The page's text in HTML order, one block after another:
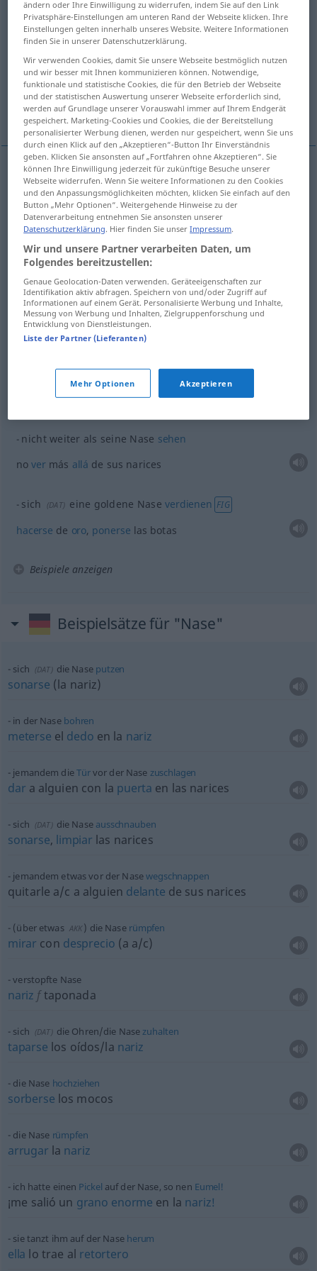
Übersicht aller Übersetzungen
(Für mehr Details die Übersetzung anklicken/antippen)
nariz, narices olfato
Weitere Beispiele...
narizf Nase ANAT (≈ Flugzeugnase usw)a. FIG
naricesfpl Nase UMG
olfatom Nase (≈ Geruchssinn)a. FIG
die Nasehoch tragen FIG
mucho copete
nicht weiter als seine Nase sehen
novermás allá de sus narices
sich (DAT) eine goldene Naseverdienen FIG
hacerse de oro, ponerse las botas
Beispiele anzeigen
Beispielsätze für "Nase"
sich (DAT) die Nase putzen
sonarse (la nariz)
in der Nase bohren
meterse el dedo en la nariz
jemandem dieTürvor der Nase zuschlagen
dar a alguien con la puerta en las narices
sich (DAT) die Nase ausschnauben
sonarse, limpiar las narices
jemandem etwasvor der Nasewegschnappen
quitarle a/c a alguien delante de sus narices
(überetwas AKK ) die Nase rümpfen
mirar con desprecio (a a/c)
verstopfte Nase
nariz ftaponada
sich (DAT) die Ohren/die Nasezuhalten
taparse los oídos/la nariz
die Nase hochziehen
sorberse los mocos
die Nase rümpfen
arrugar la nariz
ich hatte einen Pickel auf der Nase, so nen Eumel!
¡me salió un grano enorme en la nariz!
sie tanzt ihm auf der Nase herum
ella lo trae al retortero
ändern oder Ihre Einwilligung zu widerrufen, indem Sie auf den Link
Privatsphäre-Einstellungen am unteren Rand der Webseite klicken. Ihre
Einstellungen gelten innerhalb unseres Website. Weitere Informationen
finden Sie in unserer Datenschutzerklärung.
Wir verwenden Cookies, damit Sie unsere Webseite bestmöglich nutzen
und wir besser mit Ihnen kommunizieren können. Notwendige,
funktionale und statistische Cookies, die für den Betrieb der Webseite
und der statistischen Auswertung unserer Webseite erforderlich sind,
werden auf Grundlage unserer Vorauswahl immer auf Ihrem Endgerät
gespeichert. Marketing-Cookies und Cookies, die der Bereitstellung
personalisierter Werbung dienen, werden nur gespeichert, wenn Sie uns
durch einen Klick auf den „Akzeptieren“-Button Ihr Einverständnis
geben. Klicken Sie ansonsten auf „Fortfahren ohne Akzeptieren“. Sie
können Ihre Einwilligung jederzeit für zukünftige Besuche unserer
Webseite widerrufen. Wenn Sie weitere Informationen zu den Cookies
und den Anpassungsmöglichkeiten möchten, klicken Sie einfach auf den
Button „Mehr Optionen“. Weitergehende Hinweise zu der
Datenverarbeitung entnehmen Sie ansonsten unserer
Datenschutzerklärung. Hier finden Sie unserImpressum.
Wir und unsere Partner verarbeiten Daten, um
Folgendes bereitzustellen:
Genaue Geolocation-Daten verwenden. Geräteeigenschaften zur
Identifikation aktiv abfragen. Speichern von und/oder Zugriff auf
Informationen auf einem Gerät. Personalisierte Werbung und Inhalte,
Messung von Werbung und Inhalten, Zielgruppenforschung und
Entwicklung von Dienstleistungen.
Liste der Partner (Lieferanten)
Mehr Optionen Akzeptieren